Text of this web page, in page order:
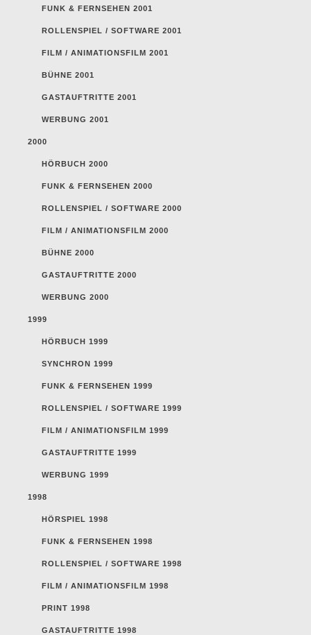
FUNK & FERNSEHEN 2001
ROLLENSPIEL / SOFTWARE 2001
FILM / ANIMATIONSFILM 2001
BÜHNE 2001
GASTAUFTRITTE 2001
WERBUNG 2001
2000
HÖRBUCH 2000
FUNK & FERNSEHEN 2000
ROLLENSPIEL / SOFTWARE 2000
FILM / ANIMATIONSFILM 2000
BÜHNE 2000
GASTAUFTRITTE 2000
WERBUNG 2000
1999
HÖRBUCH 1999
SYNCHRON 1999
FUNK & FERNSEHEN 1999
ROLLENSPIEL / SOFTWARE 1999
FILM / ANIMATIONSFILM 1999
GASTAUFTRITTE 1999
WERBUNG 1999
1998
HÖRSPIEL 1998
FUNK & FERNSEHEN 1998
ROLLENSPIEL / SOFTWARE 1998
FILM / ANIMATIONSFILM 1998
PRINT 1998
GASTAUFTRITTE 1998